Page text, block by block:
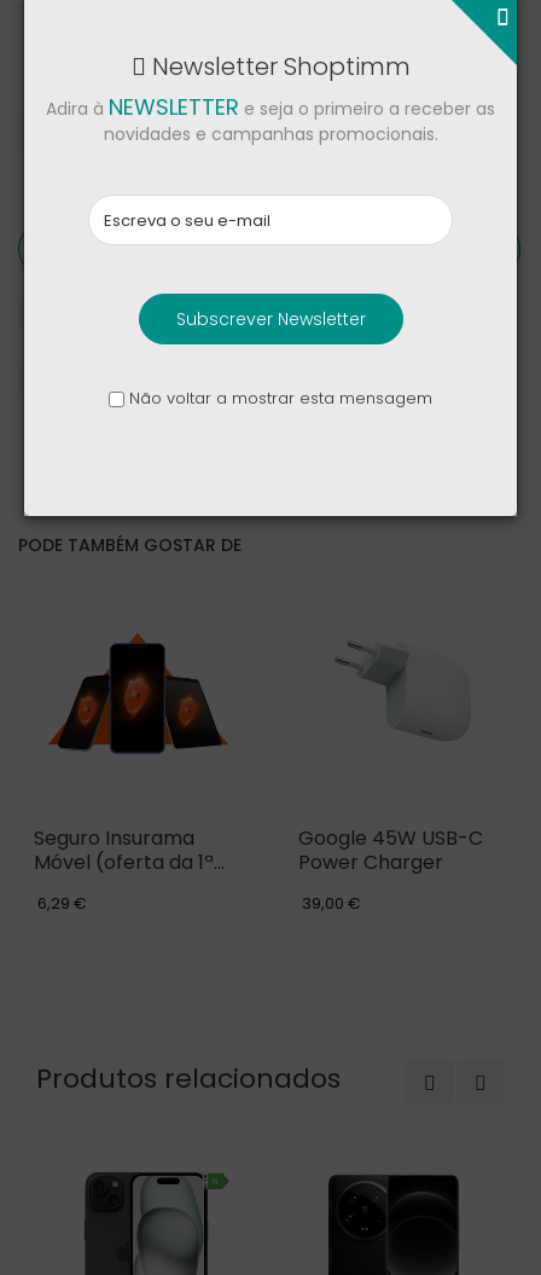
Partilhar
Descrição
Detalhes de produto
PODE TAMBÉM GOSTAR DE
Seguro Insurama
Móvel (oferta da 1ª
6,29 €
Google 45W USB-C
Power Charger
39,00 €
Produtos relacionados
Newsletter Shoptimm
Adira à NEWSLETTER e seja o primeiro a receber as
novidades e campanhas promocionais.
Subscrever Newsletter
Não voltar a mostrar esta mensagem